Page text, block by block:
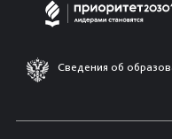
Сведения об